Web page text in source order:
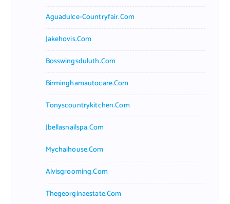
Aguadulce-Countryfair.com
Jakehovis.com
Bosswingsduluth.com
Birminghamautocare.com
Tonyscountrykitchen.com
Jbellasnailspa.com
Mychaihouse.com
Alvisgrooming.com
Thegeorginaestate.com